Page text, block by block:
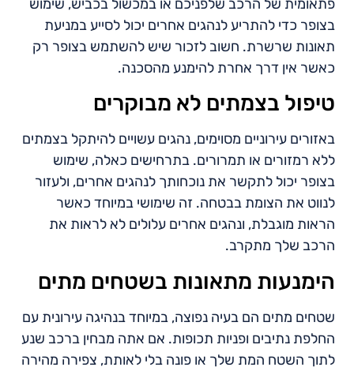
פתאומית של הרכב שלפניכם או במכשול בכביש, שימוש
בצופר כדי להתריע לנהגים אחרים יכול לסייע במניעת
תאונות שרשרת. חשוב לזכור שיש להשתמש בצופר רק
כאשר אין דרך אחרת להימנע מהסכנה.
טיפול בצמתים לא מבוקרים
באזורים עירוניים מסוימים, נהגים עשויים להיתקל בצמתים
ללא רמזורים או תמרורים. בתרחישים כאלה, שימוש
בצופר יכול לתקשר את נוכחותך לנהגים אחרים, ולעזור
לנווט את הצומת בבטחה. זה שימושי במיוחד כאשר
הראות מוגבלת, ונהגים אחרים עלולים לא לראות את
הרכב שלך מתקרב.
הימנעות מתאונות בשטחים מתים
שטחים מתים הם בעיה נפוצה, במיוחד בנהיגה עירונית עם
החלפת נתיבים ופניות תכופות. אם אתה מבחין ברכב שנע
לתוך השטח המת שלך או פונה בלי לאותת, צפירה מהירה